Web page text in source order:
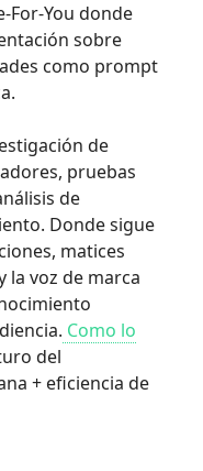
For-You donde
sobre
como prompt
de
pruebas
de
Donde sigue
matices
la voz de marca
Como lo
del
+ eficiencia de